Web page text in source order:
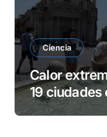
Ciencia
Calor
19 ciudades